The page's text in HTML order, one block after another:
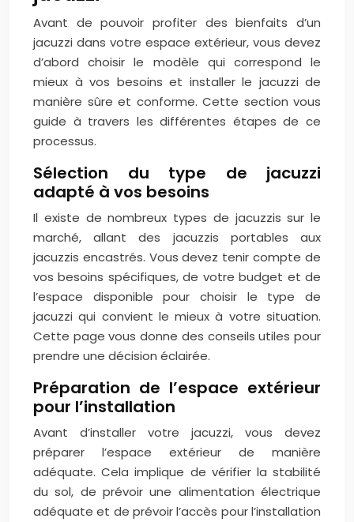
Avant de pouvoir profiter des bienfaits d’un
jacuzzi dans votre espace extérieur, vous devez
d’abord choisir le modèle qui correspond le
mieux à vos besoins et installer le jacuzzi de
manière sûre et conforme. Cette section vous
guide à travers les différentes étapes de ce
processus.
Sélection du type de jacuzzi
adapté à vos besoins
Il existe de nombreux types de jacuzzis sur le
marché, allant des jacuzzis portables aux
jacuzzis encastrés. Vous devez tenir compte de
vos besoins spécifiques, de votre budget et de
l’espace disponible pour choisir le type de
jacuzzi qui convient le mieux à votre situation.
Cette page vous donne des conseils utiles pour
prendre une décision éclairée.
Préparation de l’espace extérieur
pour l’installation
Avant d’installer votre jacuzzi, vous devez
préparer l’espace extérieur de manière
adéquate. Cela implique de vérifier la stabilité
du sol, de prévoir une alimentation électrique
adéquate et de prévoir l’accès pour l’installation